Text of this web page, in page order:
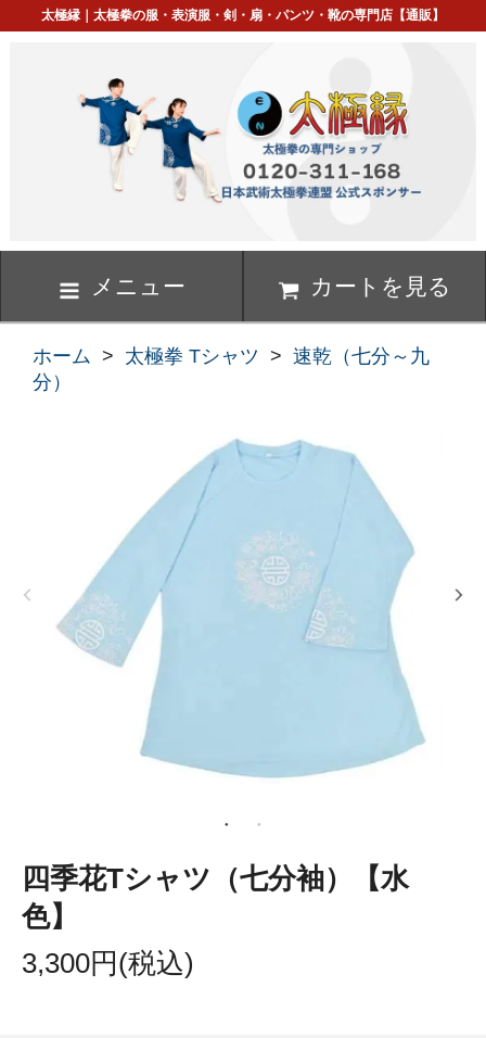
太極縁｜太極拳の服・表演服・剣・扇・パンツ・靴の専門店【通販】
メニュー カートを見る
ホーム > 太極拳 Tシャツ > 速乾（七分～九
分）
四季花Tシャツ（七分袖）【水
色】
3,300円(税込)